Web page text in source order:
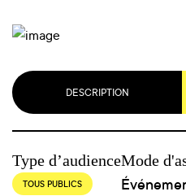
DESCRIPTION
Type d’audience
TOUS PUBLICS
Mode